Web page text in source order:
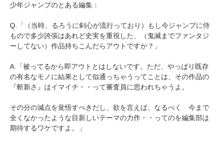
少年ジャンプのとある編集：
Q.「（当時、るろうに剣心が流行っており）もし今ジャンプに侍
もので多少誇張はあれど史実を重視した、（鬼滅までファンタジ
ーしてない）作品持ちこんだらアウトですか？」
A.「被ってるから即アウトとはしないです。ただ、やっぱり既存
の有名なモノに結果として似通っちゃうってことは、その作品の
『斬新さ』はイマイチ・・って審査員に思われちゃうよ。
その分の減点を覚悟すべきだし、欲を言えば、なるべく 今まで
全くなかったような目新しいテーマの力作・・ってのを編集部は
期待するワケですよ。」